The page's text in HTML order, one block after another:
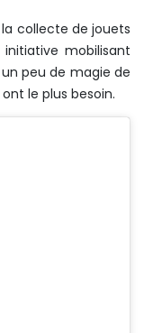
collecte de jouets
mobilisant
peu de magie de
le plus besoin.